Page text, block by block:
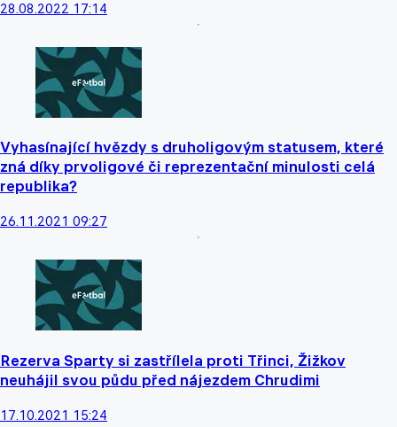
28.08.2022 17:14
Vyhasínající hvězdy s druholigovým statusem, které
zná díky prvoligové či reprezentační minulosti celá
republika?
26.11.2021 09:27
Rezerva Sparty si zastřílela proti Třinci, Žižkov
neuhájil svou půdu před nájezdem Chrudimi
17.10.2021 15:24